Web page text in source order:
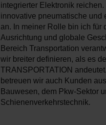
integrierter Elektronik
innovative pneumatische und
an. In meiner Rolle bin ich für
Ausrichtung und globale
Bereich Transportation
wir breiter definieren, als es
TRANSPORTATION
betreuen wir auch Kunden
Bauwesen, dem Pkw-Sektor
Schienenverkehrstechnik.